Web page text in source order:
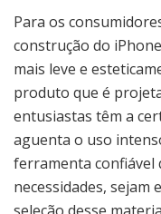
Para os
construção do
mais leve e
produto que é
entusiastas têm a
aguenta o uso
ferramenta confiável
necessidades, sejam